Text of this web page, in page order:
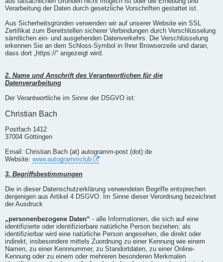
Verarbeitung der Daten durch gesetzliche Vorschriften gestattet ist.
Aus Sicherheitsgründen verwenden wir auf unserer Website ein SSL
Zertifikat zum Bereitstellen sicherer Verbindungen durch Verschlüsselung
sämtlichen ein- und ausgehenden Datenverkehrs. Die Verschlüsselung
erkennen Sie an dem Schloss-Symbol in Ihrer Browserzeile und daran,
dass dort „https://“ angezeigt wird.
2. Name und Anschrift des Verantwortlichen für die
Datenverarbeitung
Der Verantwortliche im Sinne der DSGVO ist:
Christian Bach
Postfach 1412
37004 Göttingen
Email: Christian.Bach (at) autogramm-post (dot) de
Website: www.autogrammclub
3. Begriffsbestimmungen
Die in dieser Datenschutzerklärung verwendeten Begriffe entsprechen
denjenigen aus Artikel 4 DSGVO. Im Sinne dieser Verordnung bezeichnet
der Ausdruck
„personenbezogene Daten“ - alle Informationen, die sich auf eine
identifizierte oder identifizierbare natürliche Person beziehen; als
identifizierbar wird eine natürliche Person angesehen, die direkt oder
indirekt, insbesondere mittels Zuordnung zu einer Kennung wie einem
Namen, zu einer Kennnummer, zu Standortdaten, zu einer Online-
Kennung oder zu einem oder mehreren besonderen Merkmalen